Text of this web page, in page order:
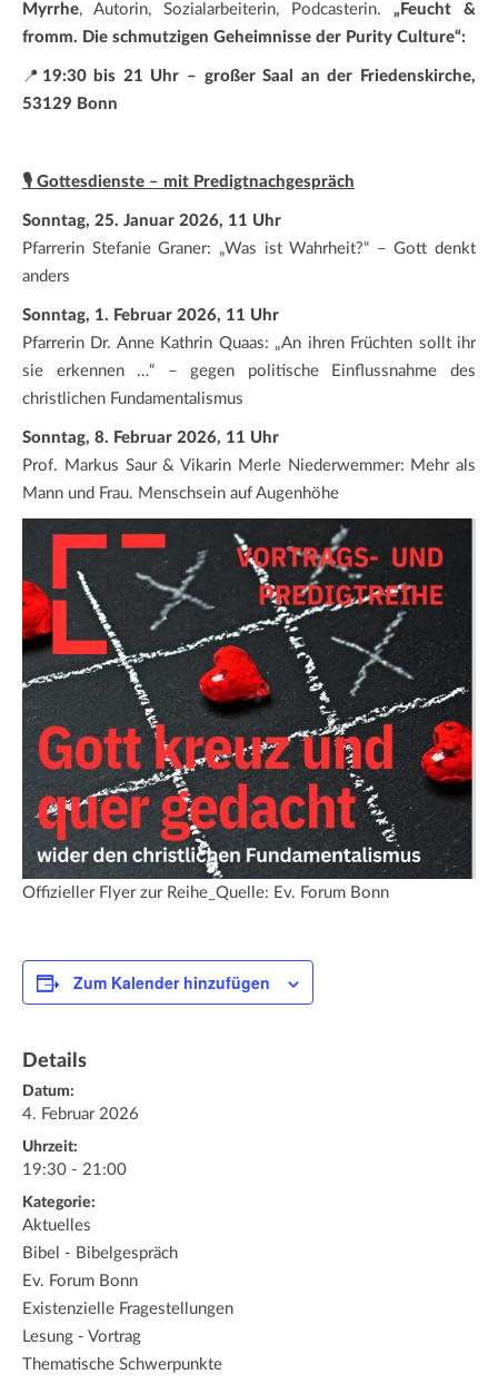
Myrrhe, Autorin, Sozialarbeiterin, Podcasterin. „Feucht &
fromm. Die schmutzigen Geheimnisse der Purity Culture“:
📍 19:30 bis 21 Uhr – großer Saal an der Friedenskirche,
53129 Bonn
🎙️ Gottesdienste – mit Predigtnachgespräch
Sonntag, 25. Januar 2026, 11 Uhr
Pfarrerin Stefanie Graner: „Was ist Wahrheit?“ – Gott denkt
anders
Sonntag, 1. Februar 2026, 11 Uhr
Pfarrerin Dr. Anne Kathrin Quaas: „An ihren Früchten sollt ihr
sie erkennen …“ – gegen politische Einflussnahme des
christlichen Fundamentalismus
Sonntag, 8. Februar 2026, 11 Uhr
Prof. Markus Saur & Vikarin Merle Niederwemmer: Mehr als
Mann und Frau. Menschsein auf Augenhöhe
Offizieller Flyer zur Reihe_Quelle: Ev. Forum Bonn
Zum Kalender hinzufügen
Details
Datum:
4. Februar 2026
Uhrzeit:
19:30 - 21:00
Kategorie:
Aktuelles
Bibel - Bibelgespräch
Ev. Forum Bonn
Existenzielle Fragestellungen
Lesung - Vortrag
Thematische Schwerpunkte